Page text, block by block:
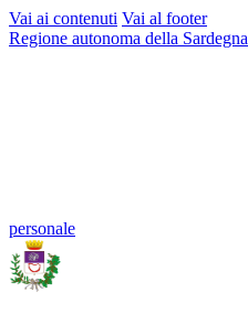
Vai ai contenuti Vai al footer
Regione autonoma della Sardegna
personale